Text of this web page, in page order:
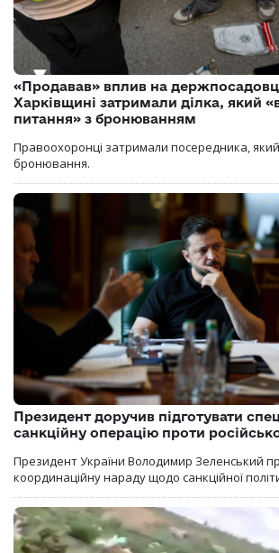
«Продавав» вплив на
Харківщині затримали ділка, який
питання» з бронюванням
Правоохоронці затримали посередника,
бронювання.
Президент доручив підготувати
санкційну операцію проти
Президент України Володимир Зеленський
координаційну нараду щодо санкційної